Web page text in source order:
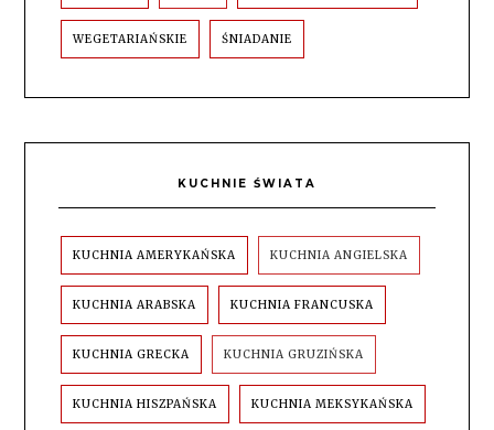
WEGETARIAŃSKIE ŚNIADANIE
KUCHNIE ŚWIATA
KUCHNIA AMERYKAŃSKA KUCHNIA ANGIELSKA
KUCHNIA ARABSKA KUCHNIA FRANCUSKA
KUCHNIA GRECKA KUCHNIA GRUZIŃSKA
KUCHNIA HISZPAŃSKA KUCHNIA MEKSYKAŃSKA